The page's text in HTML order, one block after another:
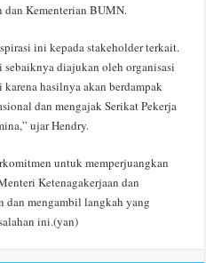
dan Kementerian BUMN.
ini kepada stakeholder terkait.
sebaiknya diajukan oleh organisasi
hasilnya akan berdampak
dan mengajak Serikat Pekerja
ujar Hendry.
untuk memperjuangkan
Ketenagakerjaan dan
dan mengambil langkah yang
ini.(yan)